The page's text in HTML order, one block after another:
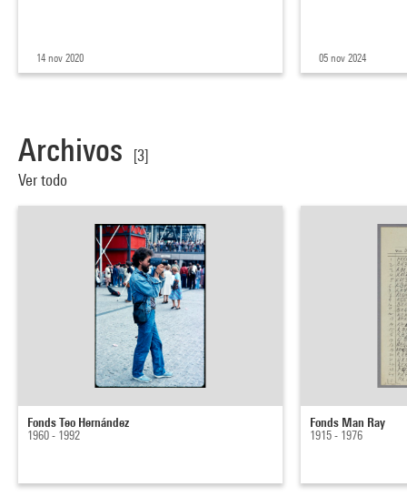
14 nov 2020 05 nov 2024
Archivos
[3]
Ver todo
Fonds Teo Hernández
1960 - 1992
Fonds Man Ray
1915 - 1976